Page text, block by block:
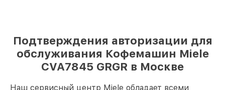
Подтверждения авторизации для
обслуживания Кофемашин Miele
CVA7845 GRGR в Москве
Наш сервисный центр Miele обладает всеми